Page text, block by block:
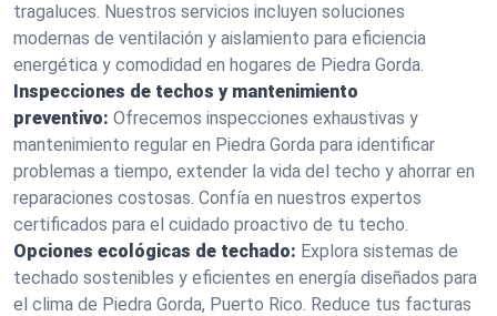
tragaluces. Nuestros servicios incluyen soluciones
modernas de ventilación y aislamiento para eficiencia
energética y comodidad en hogares de Piedra Gorda.
Inspecciones de techos y mantenimiento
preventivo: Ofrecemos inspecciones exhaustivas y
mantenimiento regular en Piedra Gorda para identificar
problemas a tiempo, extender la vida del techo y ahorrar en
reparaciones costosas. Confía en nuestros expertos
certificados para el cuidado proactivo de tu techo.
Opciones ecológicas de techado: Explora sistemas de
techado sostenibles y eficientes en energía diseñados para
el clima de Piedra Gorda, Puerto Rico. Reduce tus facturas